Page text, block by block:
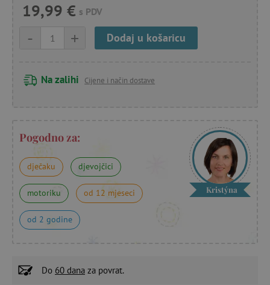
19,99 € s PDV
+
- Dodaj u košaricu
Na zalihi Cijene i način dostave
Pogodno za:
dječaku djevojčici
motoriku od 12 mjeseci
od 2 godine
Kristýna
Do 60 dana za povrat.